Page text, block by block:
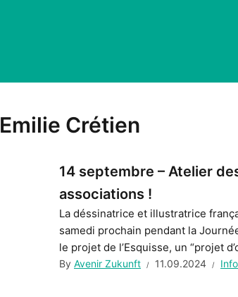
Emilie Crétien
14 septembre – Atelier
associations !
La déssinatrice et illustratrice
samedi prochain pendant la
le projet de l’Esquisse, un “projet
By Avenir Zukunft 11.09.2024